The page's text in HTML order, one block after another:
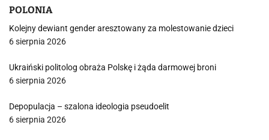
POLONIA
Kolejny dewiant gender aresztowany za molestowanie dzieci
6 sierpnia 2026
Ukraiński politolog obraża Polskę i żąda darmowej broni
6 sierpnia 2026
Depopulacja – szalona ideologia pseudoelit
6 sierpnia 2026